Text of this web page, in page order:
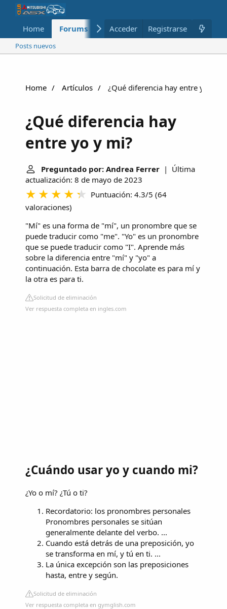
Home Forums Nuevo Miembros
Acceder Registrarse
Posts nuevos
Home Artículos ¿Qué diferencia hay entre yo y
¿Qué diferencia hay
entre yo y mi?
Preguntado por: Andrea Ferrer | Última
actualización: 8 de mayo de 2023
Puntuación: 4.3/5 (64
valoraciones)
"Mí" es una forma de "mí", un pronombre que se
puede traducir como "me". "Yo" es un pronombre
que se puede traducir como "I". Aprende más
sobre la diferencia entre "mí" y "yo" a
continuación. Esta barra de chocolate es para mí y
la otra es para ti.
Solicitud de eliminación
Ver respuesta completa en ingles.com
¿Cuándo usar yo y cuando mi?
¿Yo o mí? ¿Tú o ti?
Recordatorio: los pronombres personales
Pronombres personales se sitúan
generalmente delante del verbo. ...
Cuando está detrás de una preposición, yo
se transforma en mí, y tú en ti. ...
La única excepción son las preposiciones
hasta, entre y según.
Solicitud de eliminación
Ver respuesta completa en gymglish.com